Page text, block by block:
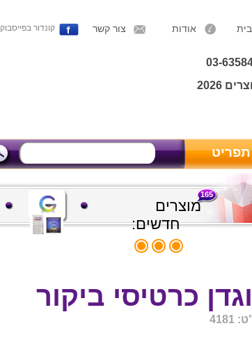
אודות צור קשר קונדור בפייסבוק
03-
2026
תפריט
מוצרים
חדשים:
165
כרטיסי ביקור